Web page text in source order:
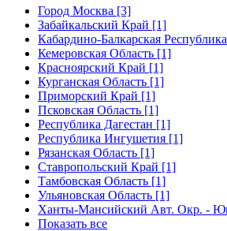
Город Москва [3]
Забайкальский Край [1]
Кабардино-Балкарская
Кемеровская Область [1]
Красноярский Край [1]
Курганская Область [1]
Приморский Край [1]
Псковская Область [1]
Республика Дагестан [1]
Республика Ингушетия [1]
Рязанская Область [1]
Ставропольский Край [1]
Тамбовская Область [1]
Ульяновская Область [1]
Ханты-Мансийский Авт. Окр. -
Показать все